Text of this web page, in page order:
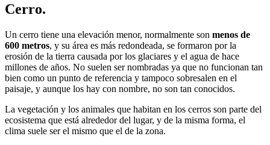
Cerro.
Un cerro tiene una elevación menor, normalmente son menos de
600 metros, y su área es más redondeada, se formaron por la
erosión de la tierra causada por los glaciares y el agua de hace
millones de años. No suelen ser nombradas ya que no funcionan tan
bien como un punto de referencia y tampoco sobresalen en el
paisaje, y aunque los hay con nombre, no son tan conocidos.
La vegetación y los animales que habitan en los cerros son parte del
ecosistema que está alrededor del lugar, y de la misma forma, el
clima suele ser el mismo que el de la zona.